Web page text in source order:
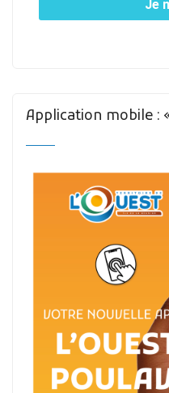
Je
Application mobile :